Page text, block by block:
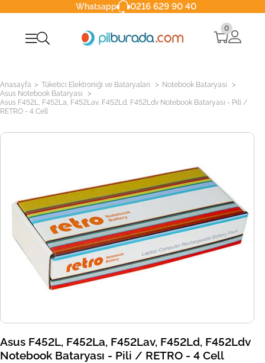
Whatsapp 0216 629 90 40
0
Anasayfa > Tüketici Elektroniği ve Bataryaları > Notebook Bataryası >
Asus Notebook Bataryası >
Asus F452L, F452La, F452Lav, F452Ld, F452Ldv Notebook Bataryası - Pili /
RETRO - 4 Cell
Asus F452L, F452La, F452Lav, F452Ld, F452Ldv
Notebook Bataryası - Pili / RETRO - 4 Cell